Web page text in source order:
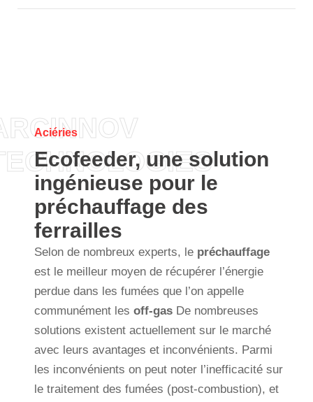
Aciéries
Ecofeeder, une solution
ingénieuse pour le
préchauffage des
ferrailles
Selon de nombreux experts, le préchauffage
est le meilleur moyen de récupérer l’énergie
perdue dans les fumées que l’on appelle
communément les off-gas De nombreuses
solutions existent actuellement sur le marché
avec leurs avantages et inconvénients. Parmi
les inconvénients on peut noter l’inefficacité sur
le traitement des fumées (post-combustion), et